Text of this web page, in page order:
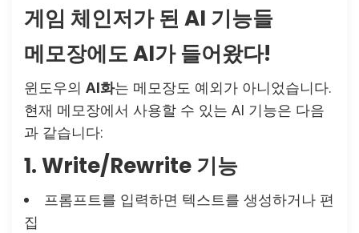
게임 체인저가 된 AI 기능들
메모장에도 AI가 들어왔다!
윈도우의 AI화는 메모장도 예외가 아니었습니다.
현재 메모장에서 사용할 수 있는 AI 기능은 다음
과 같습니다:
1.Write/Rewrite 기능
프롬프트를 입력하면 텍스트를 생성하거나 편
집